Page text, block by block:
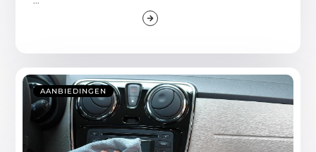
AANBIEDINGEN